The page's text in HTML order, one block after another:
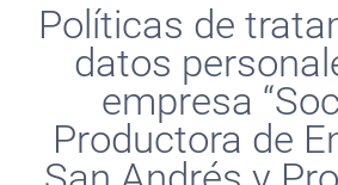
Políticas de
datos
empresa
Productora de